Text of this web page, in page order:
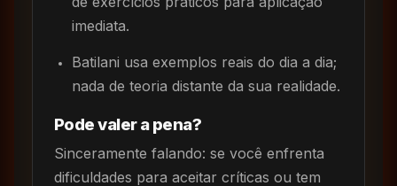
imediata.
Batilani usa exemplos reais do dia a dia;
nada de teoria distante da sua realidade.
Pode valer a pena?
Sinceramente falando: se você enfrenta
dificuldades para aceitar críticas ou tem